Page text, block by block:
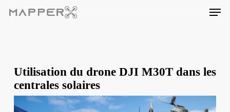
Menu
Utilisation du drone DJI M30T dans les
centrales solaires